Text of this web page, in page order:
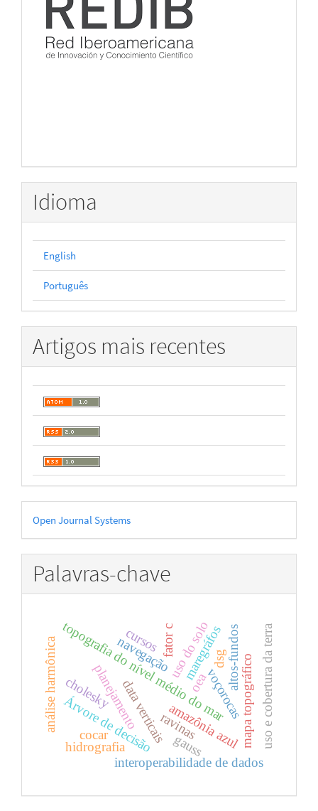
Idioma
English
Português
Artigos mais recentes
Desenvolvido
por
Open Journal Systems
Palavras-chave
data verticais
topografia do nível médio do mar
amazônia azul
voçorocas
ravinas
uso do solo
Árvore de decisão
interoperabilidade de dados
mapa topográficouso e cobertura da terra
análise harmônica maregráfos
hidrografia
altos-fundos
navegação
planejamento
cocar
dsg
fator c
gauss
cholesky oea
cursos